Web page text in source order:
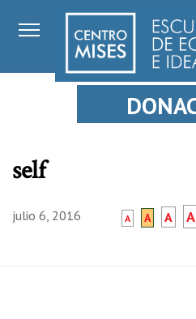
self
julio 6, 2016 A A A A